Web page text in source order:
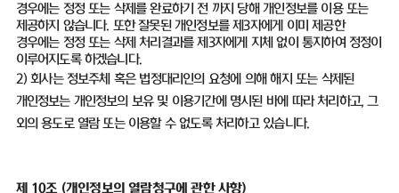
경우에는 정정 또는 삭제를 완료하기 전 까지 당해 개인정보를 이용 또는
제공하지 않습니다. 또한 잘못된 개인정보를 제3자에게 이미 제공한
경우에는 정정 또는 삭제 처리결과를 제3자에게 지체 없이 통지하여 정정이
이루어지도록 하겠습니다.
2) 회사는 정보주체 혹은 법정대리인의 요청에 의해 해지 또는 삭제된
개인정보는 개인정보의 보유 및 이용기간에 명시된 바에 따라 처리하고, 그
외의 용도로 열람 또는 이용할 수 없도록 처리하고 있습니다.
제 10조 (개인정보의 열람청구에 관한 사항)